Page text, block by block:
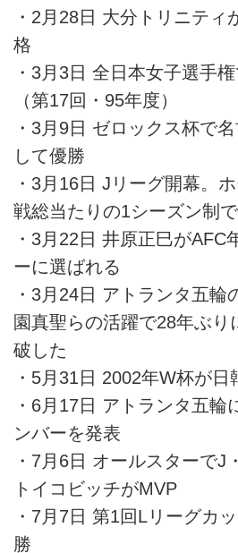
・2月28日 大分トリニティ
格
・3月3日 全日本女子選手
（第17回・95年度）
・3月9日 ゼロックス杯で
して優勝
・3月16日 Jリーグ開幕。
戦総当たりの1シーズン制
・3月22日 井原正巳がAFC
ーに選ばれる
・3月24日 アトランタ五輪
園真聖らの活躍で28年ぶり
破した
・5月31日 2002年W杯が日
・6月17日 アトランタ五輪
ンバーを発表
・7月6日 オールスターでJ
トイコビッチがMVP
・7月7日 第1回Lリーグカ
勝